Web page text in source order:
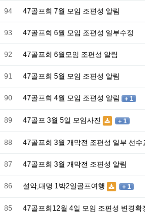
94 47골프회 7월 모임 조편성 알림
93 47골프회 6월 모임 조편성 일부수정
92 47골프회 6월모임 조편성 알림
91 47골프회 5월 모임 조편성 알림
90 47골프회 4월 모임 조편성 알림 + 1
89 47골프 3월 5일 모임사진 + 1
88 47골프회 3월 개막전 조편성 일부 선수
87 47골프회 3월 개막전 조편성 알림
86 설악,대명 1박2일골프여행 + 1
85 47골프회12월 4일 모임 조편성 변경확